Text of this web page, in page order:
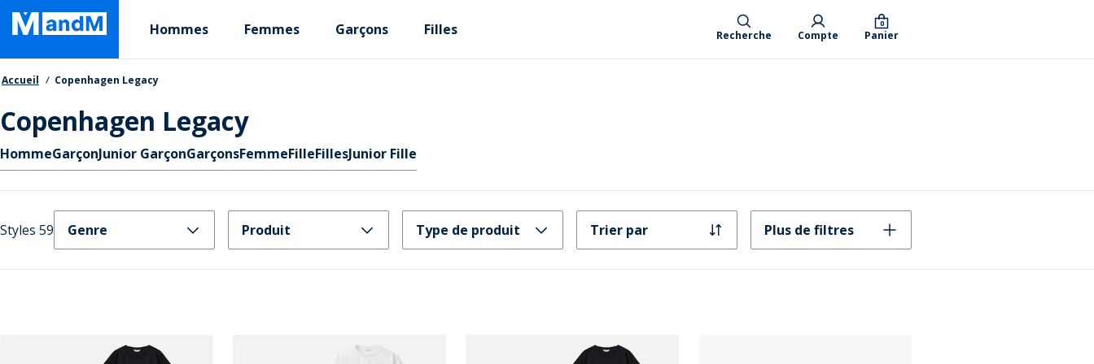
Skip
main
content
Primary departments
Hommes Femmes Garçons Filles Recherche Compte Panier
0
Fil d'Ariane
Accueil Copenhagen Legacy
Copenhagen Legacy
Liens rapides
HommeGarçonJunior GarçonGarçonsFemmeFilleFillesJunior Fille
Styles 59 Genre Produit Type de produit Trier par Plus de filtres